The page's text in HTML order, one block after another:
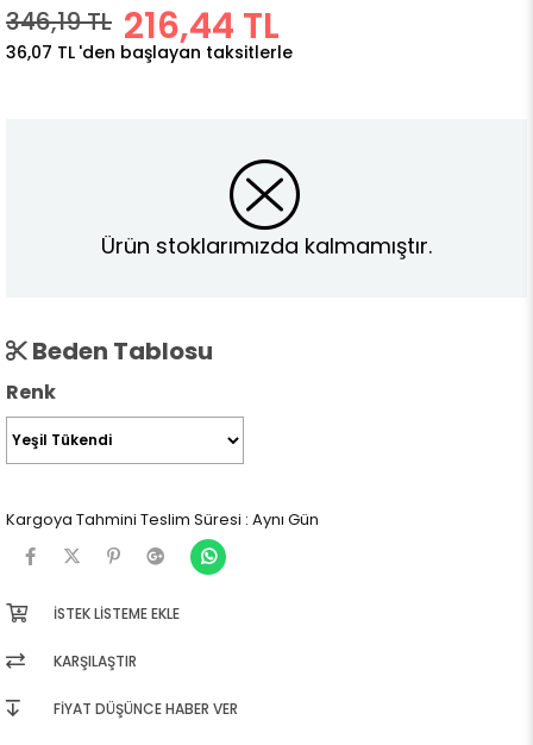
346,19 TL 216,44 TL
36,07 TL 'den başlayan taksitlerle
Ürün stoklarımızda kalmamıştır.
Beden Tablosu
Renk
Kargoya Tahmini Teslim Süresi : Aynı Gün
İSTEK LISTEME EKLE
KARŞILAŞTIR
FIYAT DÜŞÜNCE HABER VER